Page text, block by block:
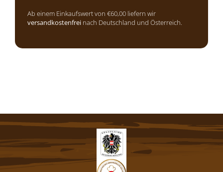
Ab einem Einkaufswert von €60,00 liefern wir
versandkostenfrei nach Deutschland und Österreich.